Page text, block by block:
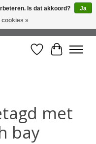
Opzoek naar vrijblijvend
Verlanglijst
met
bay
Is dat akkoord?
Ja
cookies »